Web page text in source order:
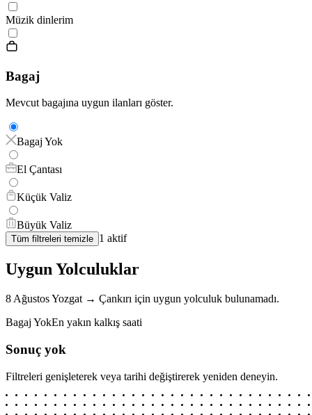
Müzik dinlerim
Bagaj
Mevcut bagajına uygun ilanları göster.
Bagaj Yok
El Çantası
Küçük Valiz
Büyük Valiz
Tüm filtreleri temizle 1 aktif
Uygun Yolculuklar
8 AğustosYozgat → Çankırı için uygun yolculuk bulunamadı.
Bagaj YokEn yakın kalkış saati
Sonuç yok
Filtreleri genişleterek veya tarihi değiştirerek yeniden deneyin.